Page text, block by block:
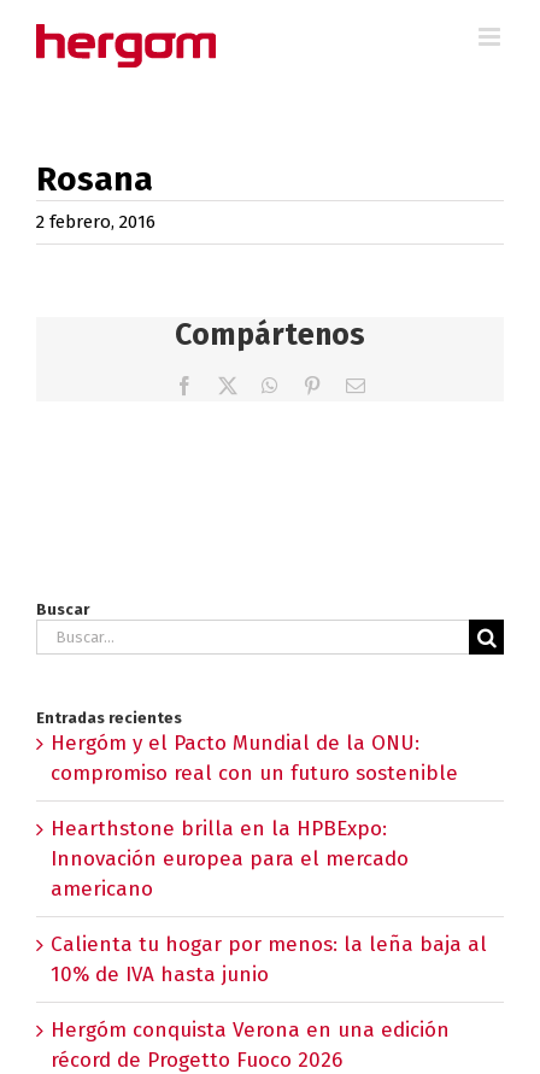
Rosana
2 febrero, 2016
Compártenos
Facebook WhatsApp
PinterestCorreo
Buscar
Buscar:
Entradas recientes
Hergóm y el Pacto Mundial de la ONU:
compromiso real con un futuro sostenible
Hearthstone brilla en la HPBExpo:
Innovación europea para el mercado
americano
Calienta tu hogar por menos: la leña baja al
10% de IVA hasta junio
Hergóm conquista Verona en una edición
récord de Progetto Fuoco 2026